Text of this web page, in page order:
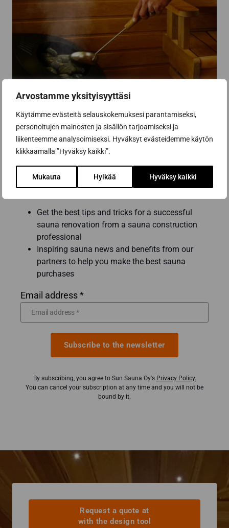
Arvostamme yksityisyyttäsi
Käytämme evästeitä selauskokemuksesi parantamiseksi,
personoitujen mainosten ja sisällön tarjoamiseksi ja
liikenteemme analysoimiseksi. Hyväksyt evästeidemme käytön
klikkaamalla ”Hyväksy kaikki”.
Mukauta Hylkää Hyväksy kaikki
Subscribe to the newsletter
Get the best tips and tricks for a successful
sauna renovation from a sauna construction
professional
Inspiring sauna news and benefits from our
partners to help you make the best sauna
purchases
Email address *
Subscribe to the newsletter
By subscribing, you agree to Sun Sauna Oy's Privacy Policy.
You can cancel your subscription at any time and you will not be
bound by it.
Request a quote at
with the design tool